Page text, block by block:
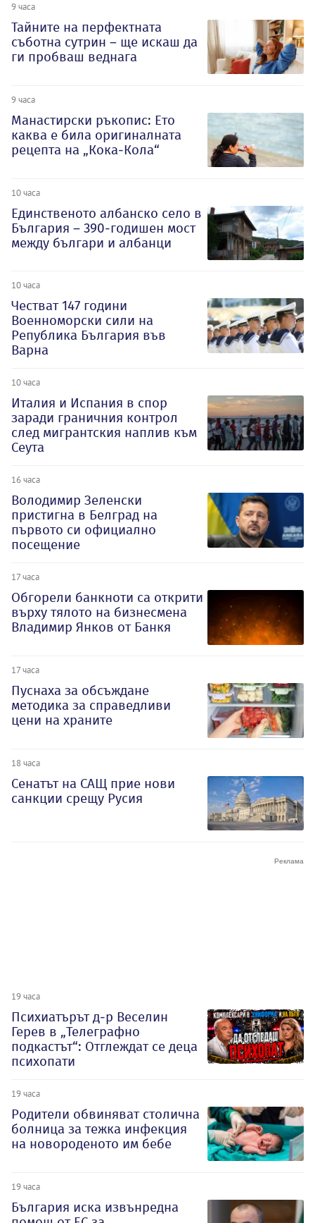
9 часа
Тайните на перфектната
съботна сутрин – ще искаш да
ги пробваш веднага
9 часа
Манастирски ръкопис: Ето
каква е била оригиналната
рецепта на „Кока-Кола“
10 часа
Единственото албанско село в
България – 390-годишен мост
между българи и албанци
10 часа
Честват 147 години
Военноморски сили на
Република България във
Варна
10 часа
Италия и Испания в спор
заради граничния контрол
след мигрантския наплив към
Сеута
16 часа
Володимир Зеленски
пристигна в Белград на
първото си официално
посещение
17 часа
Обгорели банкноти са открити
върху тялото на бизнесмена
Владимир Янков от Банкя
17 часа
Пуснаха за обсъждане
методика за справедливи
цени на храните
18 часа
Сенатът на САЩ прие нови
санкции срещу Русия
19 часа
Психиатърът д-р Веселин
Герев в „Телеграфно
подкастът“: Отглеждат се деца
психопати
19 часа
Родители обвиняват столична
болница за тежка инфекция
на новороденото им бебе
19 часа
България иска извънредна